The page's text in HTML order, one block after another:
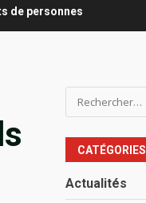
de personnes
Rechercher :
CATÉGORIES
Actualités